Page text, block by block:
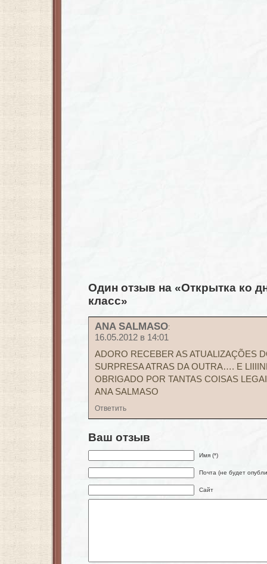
Один отзыв на «Открытка ко
класс»
ANA SALMASO:
16.05.2012 в 14:01
ADORO RECEBER AS ATUALIZAÇÕES
SURPRESA ATRAS DA OUTRA…. E
OBRIGADO POR TANTAS COISAS
ANA SALMASO
Ответить
Ваш отзыв
Имя (*)
Почта (не будет
Сайт